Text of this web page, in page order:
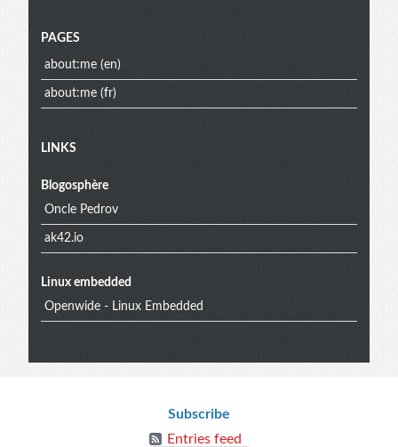
PAGES
about:me (en)
about:me (fr)
Extra
menu
LINKS
Blogosphère
Oncle Pedrov
ak42.io
Linux embedded
Openwide - Linux Embedded
Subscribe
Entries feed